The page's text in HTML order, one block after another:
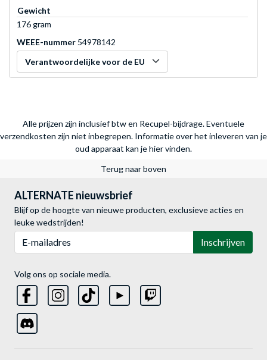
Gewicht
176 gram
WEEE-nummer 54978142
Verantwoordelijke voor de EU
Alle prijzen zijn inclusief btw en Recupel-bijdrage. Eventuele
verzendkosten zijn niet inbegrepen. Informatie over het inleveren van je
oud apparaat kan je hier vinden.
Terug naar boven
ALTERNATE nieuwsbrief
Blijf op de hoogte van nieuwe producten, exclusieve acties en
leuke wedstrijden!
Inschrijven
Volg ons op sociale media.